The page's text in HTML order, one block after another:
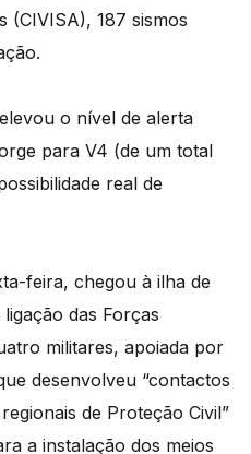
(CIVISA), 187 sismos
o nível de alerta
para V4 (de um total
real de
feira, chegou à ilha de
das Forças
militares, apoiada por
desenvolveu “contactos
de Proteção Civil”
a instalação dos meios